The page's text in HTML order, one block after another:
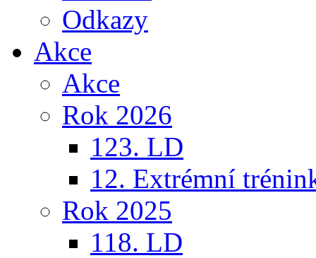
Odkazy
Akce
Akce
Rok 2026
123. LD
12. Extrémní
Rok 2025
118. LD